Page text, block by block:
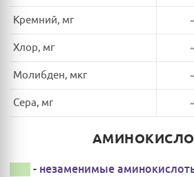
Кремний, мг
Хлор, мг
Молибден, мкг
Сера, мг
- незаменимые